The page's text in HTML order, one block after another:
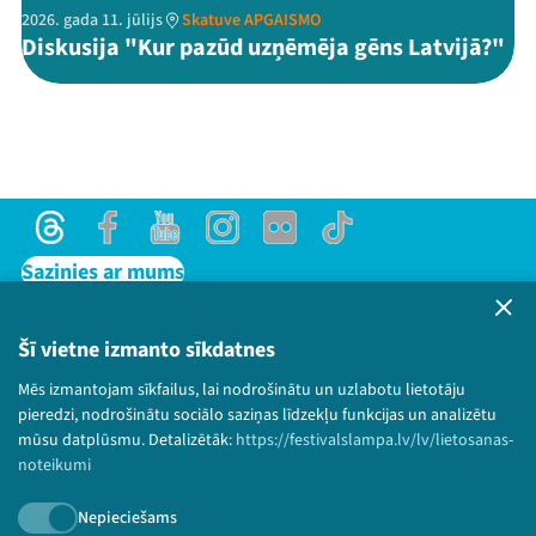
Šī vietne izmanto sīkdatnes
Mēs izmantojam sīkfailus, lai nodrošinātu un uzlabotu lietotāju
pieredzi, nodrošinātu sociālo saziņas līdzekļu funkcijas un analizētu
mūsu datplūsmu. Detalizētāk: https://festivalslampa.lv/lv/lietosanas-
noteikumi
Nepieciešams
2026. gada 11. jūlijs Skatuve APGAISMO
Diskusija "Kur pazūd uzņēmēja gēns Latvijā?"
ThreadsFacebookYoutubeInstagram
Flick TikTok
Sazinies ar mums
Lietošanas noteikumi un sīkdatņu politika
Bērnu aizsardzības politika
© 2026 Sarunu festivāls LAMPA Visas tiesības
paturētas.